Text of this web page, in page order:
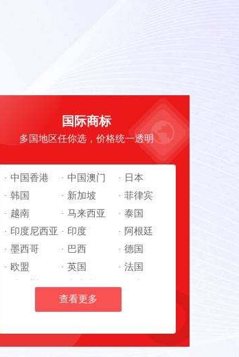
国际商标
多国地区任你选，价格统一透明
· 中国香港 · 中国澳门
· 日本
· 韩国
· 新加坡
· 菲律宾
· 越南
· 马来西亚
· 泰国
· 印度尼西亚 · 印度
· 阿根廷
· 墨西哥
· 巴西
· 德国
· 欧盟
· 英国
· 法国
· 俄罗斯
· 意大利
· 西班牙
· 土耳其
查看更多